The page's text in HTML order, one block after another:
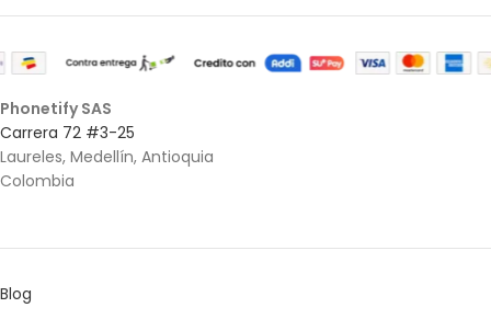
Phonetify SAS
Carrera 72 #3-25
Laureles, Medellín, Antioquia
Colombia
Blog